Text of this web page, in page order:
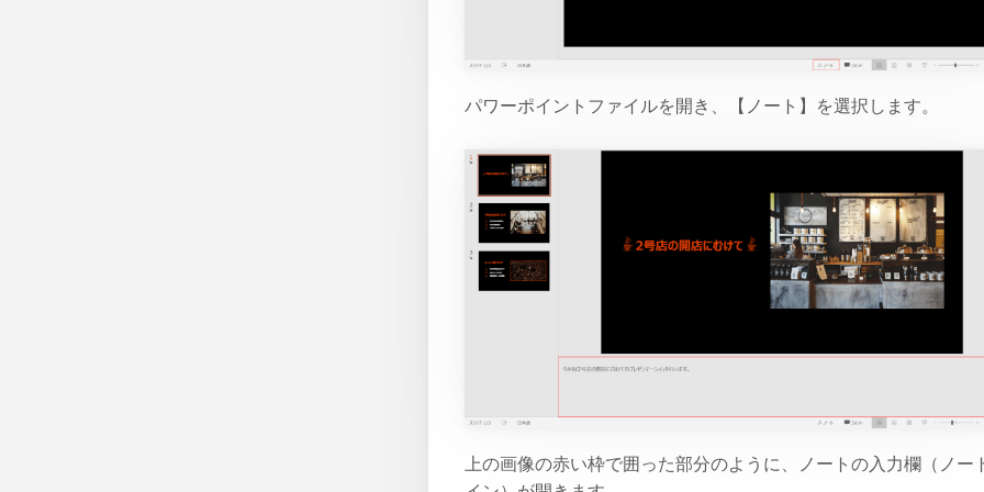
パワーポイントファイルを開き、【ノート】を選択します。
上の画像の赤い枠で囲った部分のように、ノートの入力欄（ノー